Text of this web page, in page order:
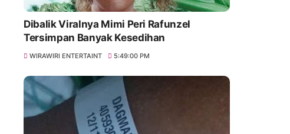
Dibalik Viralnya Mimi Peri Rafunzel
Tersimpan Banyak Kesedihan
WIRAWIRI ENTERTAINT 5:49:00 PM